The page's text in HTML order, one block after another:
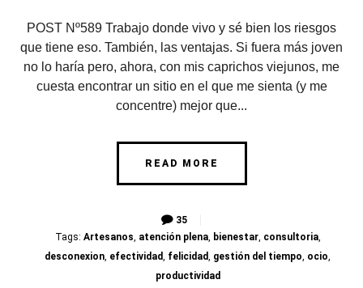
POST Nº589 Trabajo donde vivo y sé bien los riesgos
que tiene eso. También, las ventajas. Si fuera más joven
no lo haría pero, ahora, con mis caprichos viejunos, me
cuesta encontrar un sitio en el que me sienta (y me
concentre) mejor que...
READ MORE
35
Tags: Artesanos, atención plena, bienestar, consultoria,
desconexion, efectividad, felicidad, gestión del tiempo, ocio,
productividad